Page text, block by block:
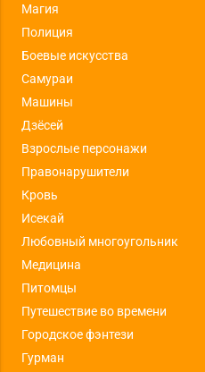
Магия
Полиция
Боевые искусства
Самураи
Машины
Дзёсей
Взрослые персонажи
Правонарушители
Кровь
Исекай
Любовный многоугольник
Медицина
Питомцы
Путешествие во времени
Городское фэнтези
Гурман